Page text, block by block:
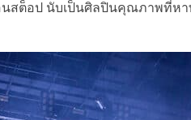
อนสต็อป นับเป็นศิลปินคุณภาพที่ห